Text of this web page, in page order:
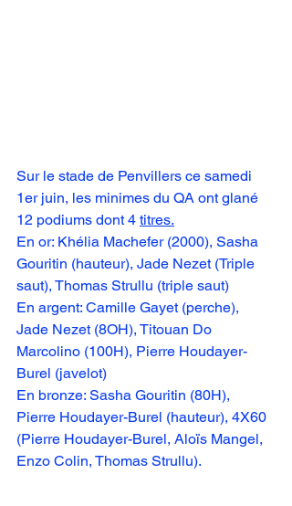
Sur le stade de Penvillers ce samedi
1er juin, les minimes du QA ont glané
12 podiums dont 4 titres.
En or: Khélia Machefer (2000), Sasha
Gouritin (hauteur), Jade Nezet (Triple
saut), Thomas Strullu (triple saut)
En argent: Camille Gayet (perche),
Jade Nezet (8OH), Titouan Do
Marcolino (100H), Pierre Houdayer-
Burel (javelot)
En bronze: Sasha Gouritin (80H),
Pierre Houdayer-Burel (hauteur), 4X60
(Pierre Houdayer-Burel, Aloïs Mangel,
Enzo Colin, Thomas Strullu).